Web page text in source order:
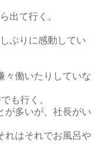
出て行く。
ぶりに感動してい
働いたりしていな
も行く。
が多いが、社長がい
はそれでお風呂や